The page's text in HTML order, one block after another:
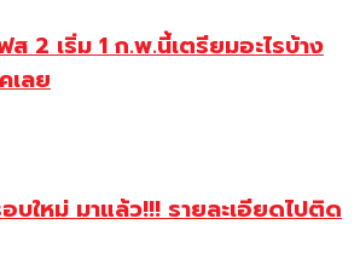
ส 2 เริ่ม 1 ก.พ.นี้เตรียมอะไรบ้าง
เลย
บใหม่ มาแล้ว!!! รายละเอียดไปติด